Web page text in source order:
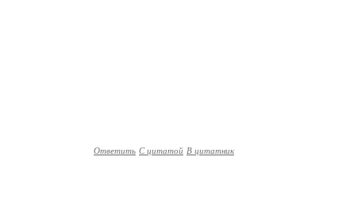
Ответить С цитатой В цитатник